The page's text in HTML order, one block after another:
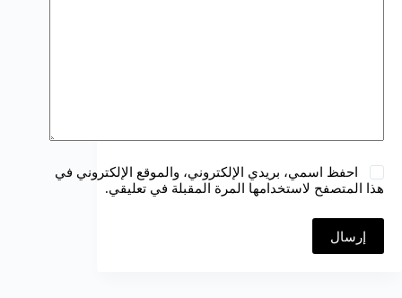
احفظ اسمي، بريدي الإلكتروني، والموقع الإلكتروني في
هذا المتصفح لاستخدامها المرة المقبلة في تعليقي.
إرسال